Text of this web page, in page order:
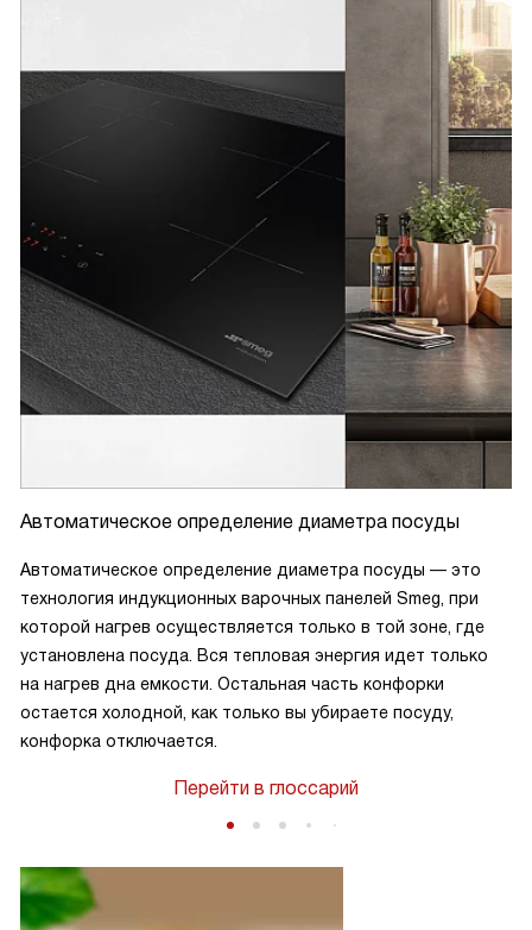
Автоматическое определение диаметра посуды
Автоматическое определение диаметра посуды — это
технология индукционных варочных панелей Smeg, при
которой нагрев осуществляется только в той зоне, где
установлена посуда. Вся тепловая энергия идет только
на нагрев дна емкости. Остальная часть конфорки
остается холодной, как только вы убираете посуду,
конфорка отключается.
Перейти в глоссарий